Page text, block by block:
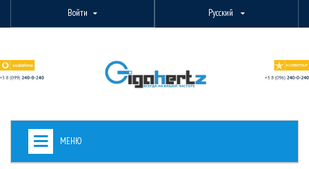
Войти Русский
МЕНЮ